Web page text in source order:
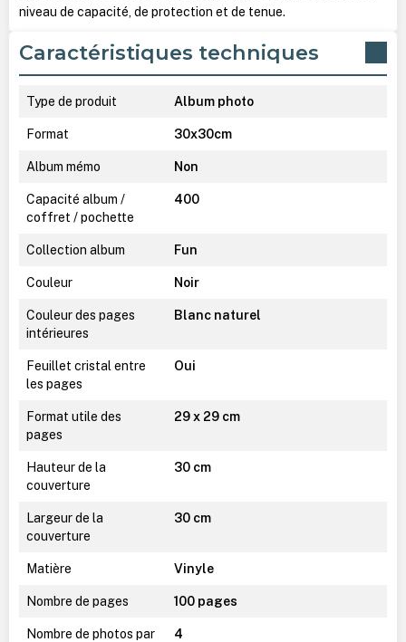
niveau de capacité, de protection et de tenue.
Caractéristiques techniques
Type de produit Album photo
Format 30x30cm
Album mémo Non
Capacité album /
coffret / pochette
400
Collection album Fun
Couleur Noir
Couleur des pages
intérieures
Blanc naturel
Feuillet cristal entre
les pages
Oui
Format utile des
pages
29 x 29 cm
Hauteur de la
couverture
30 cm
Largeur de la
couverture
30 cm
Matière Vinyle
Nombre de pages 100 pages
Nombre de photos par
4